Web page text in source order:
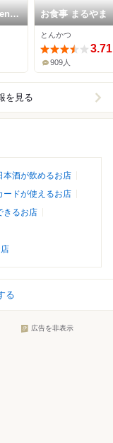
お食事 まるやま
とんかつ
3.71
909人
を見る
本酒が飲めるお店
ードが使えるお店
きるお店
る
広告を非表示